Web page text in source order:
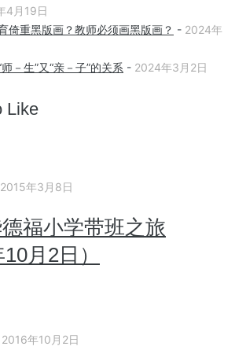
4月19日
倚重黑版画？教师必须画黑版画？ - 2024年
－生”又“亲－子”的关系 - 2024年3月2日
Like
2015年3月8日
福小学带班之旅
10月2日）
2016年10月2日